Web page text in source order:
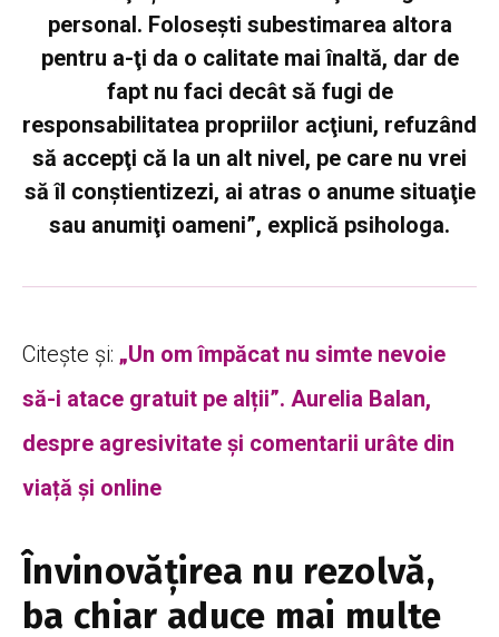
personal. Foloseşti subestimarea altora
pentru a-ţi da o calitate mai înaltă, dar de
fapt nu faci decât să fugi de
responsabilitatea propriilor acţiuni, refuzând
să accepţi că la un alt nivel, pe care nu vrei
să îl conştientizezi, ai atras o anume situaţie
sau anumiţi oameni”, explică psihologa.
Citește și: „Un om împăcat nu simte nevoie
să-i atace gratuit pe alții”. Aurelia Balan,
despre agresivitate și comentarii urâte din
viață și online
Învinovăţirea nu rezolvă,
ba chiar aduce mai multe